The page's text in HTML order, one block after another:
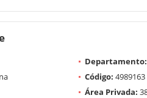
Departamento:
Código: 4989163
Área Privada: